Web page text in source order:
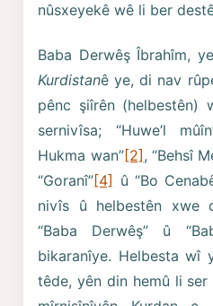
nûsxeyekê wê li ber
Baba Derwêş Îbrahîm,
Kurdistanê ye, di nav
pênc şiîrên (helbestên)
sernivîsa; “Huwe’l
Hukma wan”[2], “Behsî
“Goranî”[4] û “Bo
nivîs û helbestên xwe
“Baba Derwêş” û
bikaranîye. Helbesta wî
têde, yên din hemû li